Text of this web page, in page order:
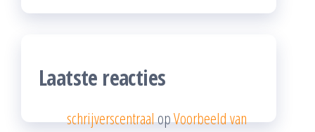
Laatste reacties
schrijverscentraalopVoorbeeld van